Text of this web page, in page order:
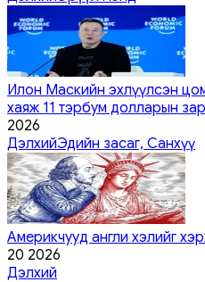
Илон Маскийн эхлүүлсэн
хаяж 11 тэрбум долларын
2026
ДэлхийЭдийн засаг, Санхүү
Америкчууд англи хэлийг
20 2026
Дэлхий